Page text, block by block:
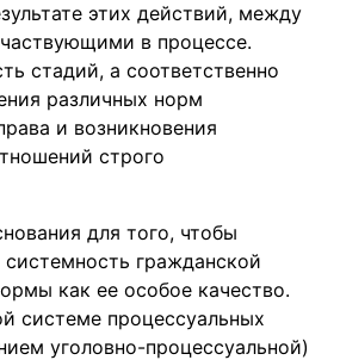
этих действий, между
в процессе.
стадий, а соответственно
различных норм
и возникновения
строго
для того, чтобы
системность гражданской
как ее особое качество.
системе процессуальных
уголовно-процессуальной)